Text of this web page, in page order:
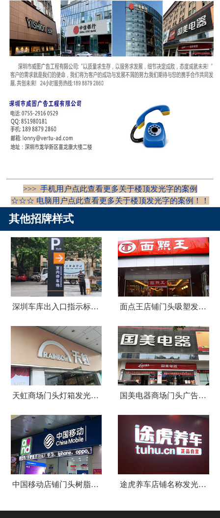
>>> 手机用户点此查看更多关于楼顶发光字的案例
☆☆☆ 电脑用户点此查看更多关于楼顶发光字的案例！！
其他招牌样式
深圳车库出入口指示标识牌制作 面点王店铺门头吸塑发光字广告招牌
天虹商场门头灯箱发光字广告招牌 国美电器商场门头广告招牌设计制作安装
中国移动店铺门头树脂发光字招牌 途虎养车店铺名称发光字招牌制作安装